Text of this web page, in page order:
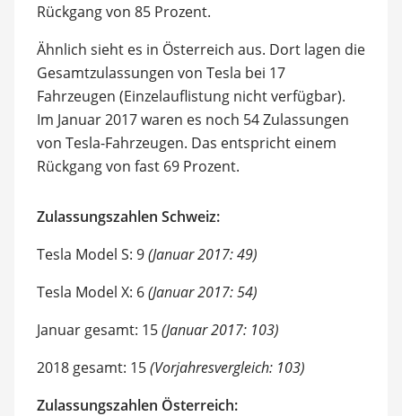
Rückgang von 85 Prozent.
Ähnlich sieht es in Österreich aus. Dort lagen die
Gesamtzulassungen von Tesla bei 17
Fahrzeugen (Einzelauflistung nicht verfügbar).
Im Januar 2017 waren es noch 54 Zulassungen
von Tesla-Fahrzeugen. Das entspricht einem
Rückgang von fast 69 Prozent.
Zulassungszahlen Schweiz:
Tesla Model S: 9(Januar 2017: 49)
Tesla Model X: 6(Januar 2017: 54)
Januar gesamt: 15(Januar 2017: 103)
2018 gesamt: 15(Vorjahresvergleich: 103)
Zulassungszahlen Österreich: